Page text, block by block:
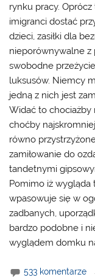
rynku pracy.
imigranci dostać
dzieci, zasiłki dla
nieporównywalne z
swobodne
luksusów. Niemcy
jedną z nich jest
Widać to chociażby
choćby
równo
zamiłowanie do
tandetnymi
Pomimo iż wygląda
wpasowuje się w
zadbanych,
bardzo podobne i
wyglądem domku
533 komentarze